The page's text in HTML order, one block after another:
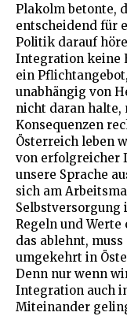
Plakolm betonte,
entscheidend für
Politik darauf
Integration keine
ein
unabhängig von
nicht daran halte,
Konsequenzen
Österreich leben
von erfolgreicher
unsere Sprache
sich am
Selbstversorgung
Regeln und
das ablehnt,
umgekehrt in
Denn nur wenn
Integration auch
Miteinander